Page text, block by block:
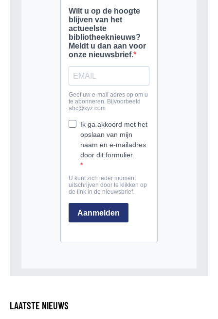
LAATSTE NIEUWS